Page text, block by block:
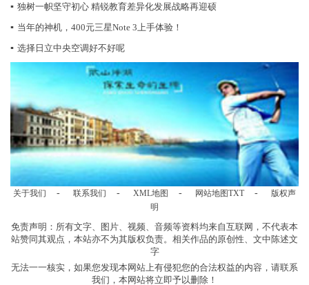
▪ 独树一帜坚守初心 精锐教育差异化发展战略再迎硕
▪ 当年的神机，400元三星Note 3上手体验！
▪ 选择日立中央空调好不好呢
关于我们 - 联系我们 - XML地图 - 网站地图TXT -
版权声
明
免责声明：所有文字、图片、视频、音频等资料均来自互联网，不代表本
站赞同其观点，本站亦不为其版权负责。相关作品的原创性、文中陈述文
字
无法一一核实，如果您发现本网站上有侵犯您的合法权益的内容，请联系
我们，本网站将立即予以删除！